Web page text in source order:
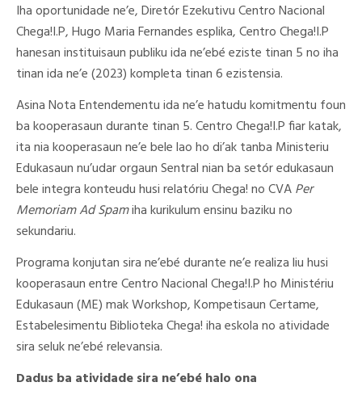
Iha oportunidade ne’e, Diretór Ezekutivu Centro Nacional
Chega!I.P, Hugo Maria Fernandes esplika, Centro Chega!I.P
hanesan instituisaun publiku ida ne’ebé eziste tinan 5 no iha
tinan ida ne’e (2023) kompleta tinan 6 ezistensia.
Asina Nota Entendementu ida ne’e hatudu komitmentu foun
ba kooperasaun durante tinan 5. Centro Chega!I.P fiar katak,
ita nia kooperasaun ne’e bele lao ho di’ak tanba Ministeriu
Edukasaun nu’udar orgaun Sentral nian ba setór edukasaun
bele integra konteudu husi relatóriu Chega! no CVAPer
Memoriam Ad Spamiha kurikulum ensinu baziku no
sekundariu.
Programa konjutan sira ne’ebé durante ne’e realiza liu husi
kooperasaun entre Centro Nacional Chega!I.P ho Ministériu
Edukasaun (ME) mak Workshop, Kompetisaun Certame,
Estabelesimentu Biblioteka Chega! iha eskola no atividade
sira seluk ne’ebé relevansia.
Dadus ba atividade sira ne’ebé halo ona